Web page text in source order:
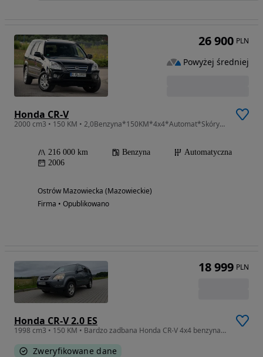
Honda CR-V
2000 cm3 • 150 KM • 2,0Benzyna*150KM*4x4*Automat*Skóry*Niemcy
216 000 km Benzyna
Automatyczna
2006
Ostrów Mazowiecka (Mazowieckie)
Firma • Opublikowano
26 900 PLN
Powyżej średniej
Honda CR-V 2.0 ES
1998 cm3 • 150 KM • Bardzo zadbana Honda CR-V 4x4 benzyna + LPG, hak
Zweryfikowane dane
18 999 PLN